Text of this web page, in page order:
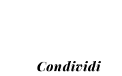
Condividi